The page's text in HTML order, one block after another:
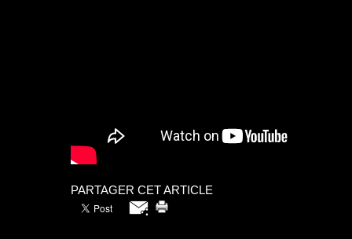
PARTAGER CET ARTICLE